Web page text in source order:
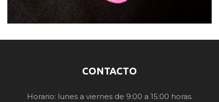
CONTACTO
Horario: lunes a viernes de 9:00 a 15:00 horas.